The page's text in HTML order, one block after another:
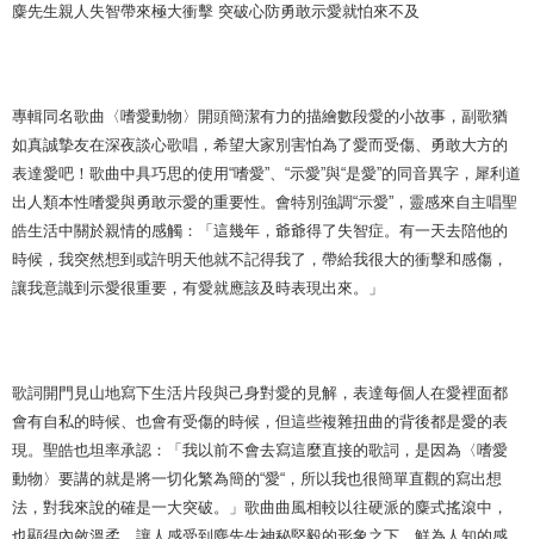
麋先生親人失智帶來極大衝擊 突破心防勇敢示愛就怕來不及
專輯同名歌曲〈嗜愛動物〉開頭簡潔有力的描繪數段愛的小故事，副歌猶
如真誠摯友在深夜談心歌唱，希望大家別害怕為了愛而受傷、勇敢大方的
表達愛吧！歌曲中具巧思的使用“嗜愛”、“示愛”與“是愛”的同音異字，犀利道
出人類本性嗜愛與勇敢示愛的重要性。會特別強調“示愛”，靈感來自主唱聖
皓生活中關於親情的感觸：「這幾年，爺爺得了失智症。有一天去陪他的
時候，我突然想到或許明天他就不記得我了，帶給我很大的衝擊和感傷，
讓我意識到示愛很重要，有愛就應該及時表現出來。」
歌詞開門見山地寫下生活片段與己身對愛的見解，表達每個人在愛裡面都
會有自私的時候、也會有受傷的時候，但這些複雜扭曲的背後都是愛的表
現。聖皓也坦率承認：「我以前不會去寫這麼直接的歌詞，是因為〈嗜愛
動物〉要講的就是將一切化繁為簡的“愛“，所以我也很簡單直觀的寫出想
法，對我來說的確是一大突破。」歌曲曲風相較以往硬派的麋式搖滾中，